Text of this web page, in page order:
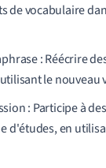
de vocabulaire
: Réécrire
le nouveau
: Participe à
d'études, en